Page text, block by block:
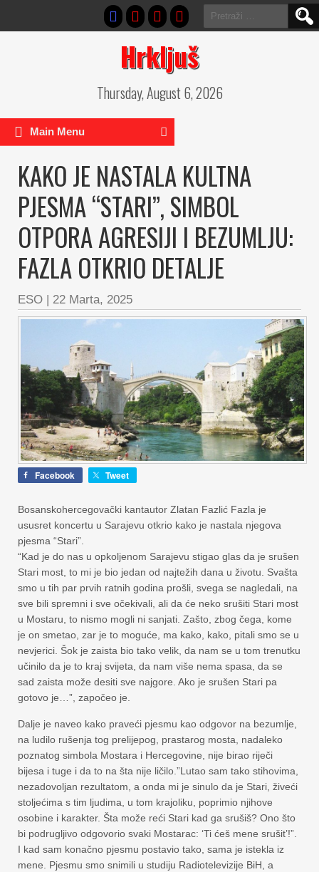
Pretraga:
Hrkljuš
Thursday, August 6, 2026
Main Menu
KAKO JE NASTALA KULTNA
PJESMA “STARI”, SIMBOL
OTPORA AGRESIJI I BEZUMLJU:
FAZLA OTKRIO DETALJE
ESO | 22 Marta, 2025
Facebook Tweet
Bosanskohercegovački kantautor Zlatan Fazlić Fazla je
ususret koncertu u Sarajevu otkrio kako je nastala njegova
pjesma “Stari”.
“Kad je do nas u opkoljenom Sarajevu stigao glas da je srušen
Stari most, to mi je bio jedan od najtežih dana u životu. Svašta
smo u tih par prvih ratnih godina prošli, svega se nagledali, na
sve bili spremni i sve očekivali, ali da će neko srušiti Stari most
u Mostaru, to nismo mogli ni sanjati. Zašto, zbog čega, kome
je on smetao, zar je to moguće, ma kako, kako, pitali smo se u
nevjerici. Šok je zaista bio tako velik, da nam se u tom trenutku
učinilo da je to kraj svijeta, da nam više nema spasa, da se
sad zaista može desiti sve najgore. Ako je srušen Stari pa
gotovo je…”, započeo je.
Dalje je naveo kako praveći pjesmu kao odgovor na bezumlje,
na ludilo rušenja tog prelijepog, prastarog mosta, nadaleko
poznatog simbola Mostara i Hercegovine, nije birao riječi
bijesa i tuge i da to na šta nije ličilo.”Lutao sam tako stihovima,
nezadovoljan rezultatom, a onda mi je sinulo da je Stari, živeći
stoljećima s tim ljudima, u tom krajoliku, poprimio njihove
osobine i karakter. Šta može reći Stari kad ga srušiš? Ono što
bi podrugljivo odgovorio svaki Mostarac: ‘Ti ćeš mene srušit’!”.
I kad sam konačno pjesmu postavio tako, sama je istekla iz
mene. Pjesmu smo snimili u studiju Radiotelevizije BiH, a